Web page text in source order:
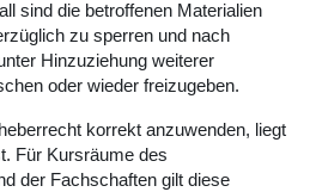
sind die betroffenen Materialien
zu sperren und nach
Hinzuziehung weiterer
oder wieder freizugeben.
korrekt anzuwenden, liegt
Für Kursräume des
der Fachschaften gilt diese